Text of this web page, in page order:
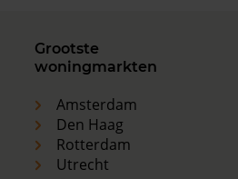
Grootste
woningmarkten
Amsterdam
Den Haag
Rotterdam
Utrecht